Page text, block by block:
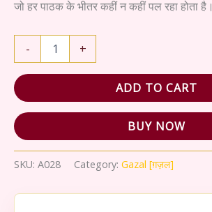
जो हर पाठक के भीतर कहीं न कहीं पल रहा होता है।
-
CHANDAN
quantity
+
ADD TO CART
BUY NOW
SKU: A028 Category: Gazal [ग़ज़ल]